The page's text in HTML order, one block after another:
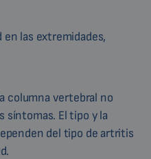
las extremidades,
columna vertebral no
síntomas. El tipo y la
del tipo de artritis